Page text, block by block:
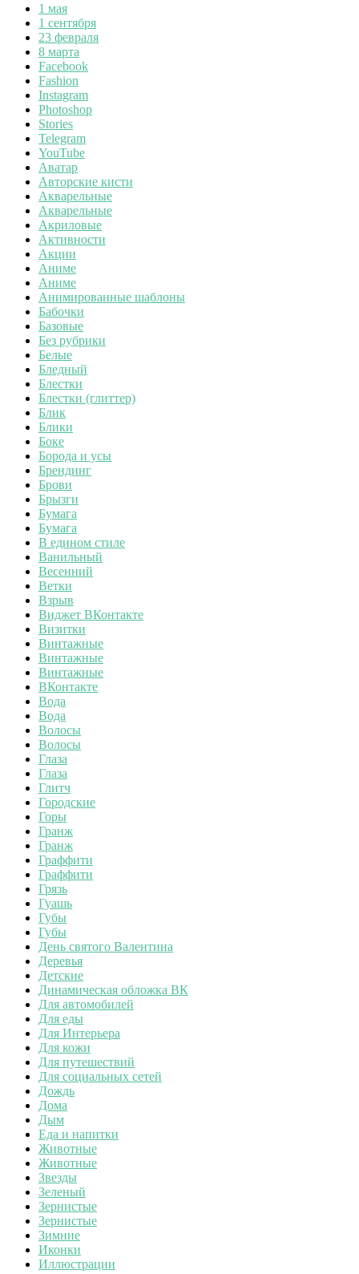
1 мая
1 сентября
23 февраля
8 марта
Facebook
Fashion
Instagram
Photoshop
Stories
Telegram
YouTube
Аватар
Авторские кисти
Акварельные
Акварельные
Акриловые
Активности
Акции
Аниме
Аниме
Анимированные шаблоны
Бабочки
Базовые
Без рубрики
Белые
Бледный
Блестки
Блестки (глиттер)
Блик
Блики
Боке
Борода и усы
Брендинг
Брови
Брызги
Бумага
Бумага
В едином стиле
Ванильный
Весенний
Ветки
Взрыв
Виджет ВКонтакте
Визитки
Винтажные
Винтажные
Винтажные
ВКонтакте
Вода
Вода
Волосы
Волосы
Глаза
Глаза
Глитч
Городские
Горы
Гранж
Гранж
Граффити
Граффити
Грязь
Гуашь
Губы
Губы
День святого Валентина
Деревья
Детские
Динамическая обложка ВК
Для автомобилей
Для еды
Для Интерьера
Для кожи
Для путешествий
Для социальных сетей
Дождь
Дома
Дым
Еда и напитки
Животные
Животные
Звезды
Зеленый
Зернистые
Зернистые
Зимние
Иконки
Иллюстрации